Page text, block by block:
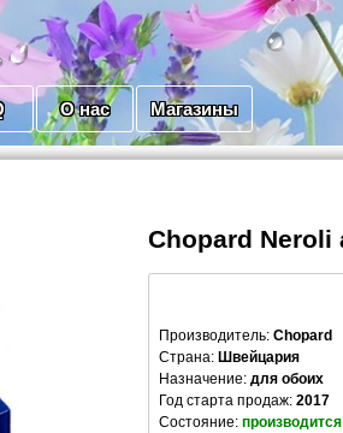
О нас Магазины
Chopard Neroli
Производитель: Chopard
Страна: Швейцария
Назначение: для обоих
Год старта продаж: 2017
Состояние: производится